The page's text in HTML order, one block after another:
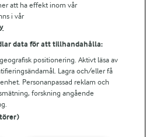
att ha effekt inom vår
i vår
data för att tillhandahålla:
positionering. Aktivt läsa av
Lagra och/eller få
Personanpassad reklam och
forskning angående